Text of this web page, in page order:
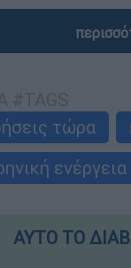
τώρα
ενέργεια
ΑΥΤΟ ΤΟ